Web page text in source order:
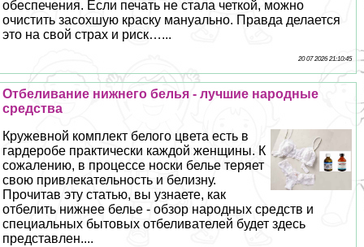
обеспечения. Если печать не стала четкой, можно
очистить засохшую краску мануально. Правда делается
это на свой страх и риск…...
20 07 2026 21:10:45
Отбеливание нижнего белья - лучшие народные
средства
Кружевной комплект белого цвета есть в
гардеробе пpaктически каждой женщины. К
сожалению, в процессе носки белье теряет
свою привлекательность и белизну.
Прочитав эту статью, вы узнаете, как
отбелить нижнее белье - обзор народных средств и
специальных бытовых отбеливателей будет здесь
представлен....